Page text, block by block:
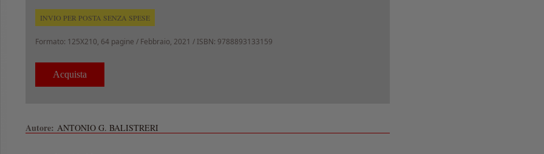
INVIO PER POSTA SENZA SPESE
Formato: 125X210, 64 pagine / Febbraio, 2021 / ISBN: 9788893133159
Autore: ANTONIO G. BALISTRERI